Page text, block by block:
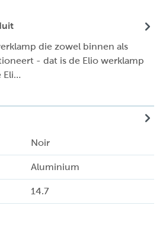
die zowel binnen als
- dat is de Elio werklamp
Eli…
Noir
Aluminium
14.7